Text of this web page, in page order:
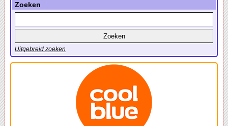
Zoeken
Uitgebreid zoeken